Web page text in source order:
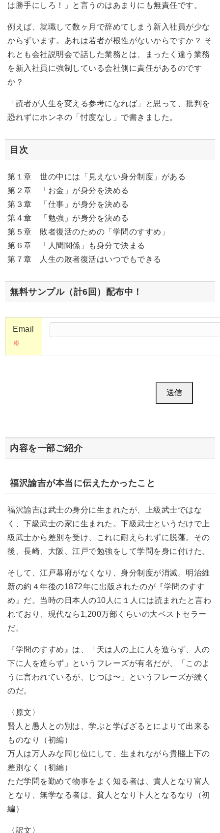
は勝手にしろ！」と言うのはあまりにも無責任です。
例えば、就職して数ヶ月で辞めてしまう新入社員が少な
からずいます。あれは若者が根性がないからですか？ そ
れとも会社説明会で話した業務とは、まったく違う業務
を新入社員に強制している会社側に責任があるのです
か？
「読者が人生を変える参考になれば」と思って、批判を
恐れずにホンネの「忖度なし」で書きました。
目次
第１章 世の中には「見えない身分制度」がある
第２章 「お金」が身分を決める
第３章 「仕事」が身分を決める
第４章 「勉強」が身分を決める
第５章 敗者復活のための「学問のすすめ」
第６章 「人間関係」も身分で決まる
第７章 人生の敗者復活はいつでもできる
無料サンプル（計6回）配布中！
Email
※
内容を一部ご紹介
福沢諭吉が本当に伝えたかったこと
福沢諭吉は武士の身分に生まれたが、上級武士ではな
く、下級武士の家に生まれた。下級武士というだけで上
級武士から差別を受け、これに耐えられずに脱藩。その
後、長崎、大阪、江戸で勉強をして学問を身に付けた。
そして、江戸幕府がなくなり、身分制度が消滅。明治維
新の約４年後の1872年に出版されたのが『学問のすす
め』だ。当時の日本人の10人に１人には読まれたと言わ
れており、現代なら1,200万部くらいの大ベストセラー
だ。
『学問のすすめ』は、「天は人の上に人を造らず、人の
下に人を造らず」というフレーズが有名だが、「このよ
うに言われているが、じつは〜」というフレーズが続く
のだ。
〈原文〉
賢人と愚人との別は、学ぶと学ばざるとによりて出来る
ものなり（初編）
万人は万人みな同じ位にして、生まれながら貴賤上下の
差別なく（初編）
ただ学問を勤めて物事をよく知る者は、貴人となり富人
となり、無学なる者は、貧人となり下人となるなり（初
編）
〈訳文〉